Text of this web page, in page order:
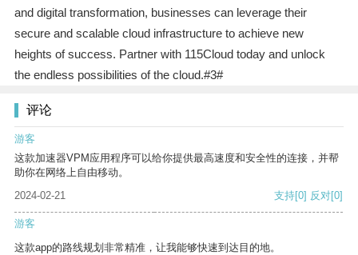
and digital transformation, businesses can leverage their
secure and scalable cloud infrastructure to achieve new
heights of success. Partner with 115Cloud today and unlock
the endless possibilities of the cloud.#3#
评论
游客
这款加速器VPM应用程序可以给你提供最高速度和安全性的连接，并帮
助你在网络上自由移动。
2024-02-21
支持[0] 反对[0]
游客
这款app的路线规划非常精准，让我能够快速到达目的地。